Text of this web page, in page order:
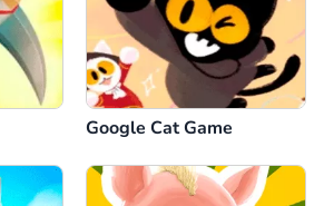
Google Cat Game